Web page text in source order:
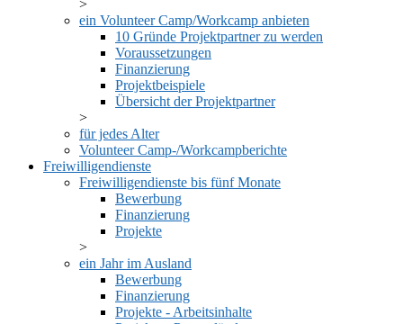
ein Volunteer Camp/Workcamp anbieten
10 Gründe Projektpartner zu werden
Voraussetzungen
Finanzierung
Projektbeispiele
Übersicht der Projektpartner
für jedes Alter
Volunteer Camp-/Workcampberichte
Freiwilligendienste
Freiwilligendienste bis fünf Monate
Bewerbung
Finanzierung
Projekte
ein Jahr im Ausland
Bewerbung
Finanzierung
Projekte - Arbeitsinhalte